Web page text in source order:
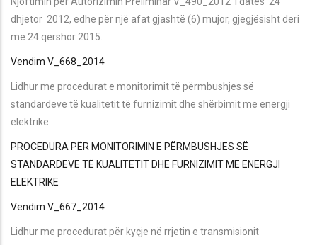
dhjetor 2012, edhe për një afat gjashtë (6) mujor, gjegjësisht deri
me 24 qershor 2015.
Vendim V_668_2014
Lidhur me procedurat e monitorimit të përmbushjes së
standardeve të kualitetit të furnizimit dhe shërbimit me energji
elektrike
PROCEDURA PËR MONITORIMIN E PËRMBUSHJES SË
STANDARDEVE TË KUALITETIT DHE FURNIZIMIT ME ENERGJI
ELEKTRIKE
Vendim V_667_2014
Lidhur me procedurat për kyçje në rrjetin e transmisionit